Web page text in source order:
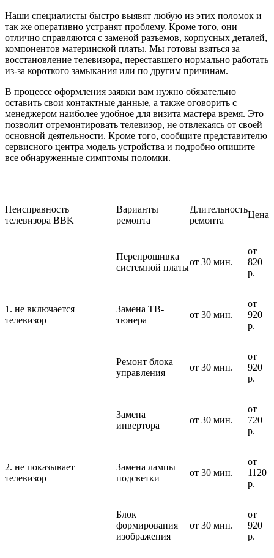
Наши специалисты быстро выявят любую из этих поломок и
так же оперативно устранят проблему. Кроме того, они
отлично справляются с заменой разъемов, корпусных деталей,
компонентов материнской платы. Мы готовы взяться за
восстановление телевизора, переставшего нормально работать
из-за короткого замыкания или по другим причинам.
В процессе оформления заявки вам нужно обязательно
оставить свои контактные данные, а также оговорить с
менеджером наиболее удобное для визита мастера время. Это
позволит отремонтировать телевизор, не отвлекаясь от своей
основной деятельности. Кроме того, сообщите представителю
сервисного центра модель устройства и подробно опишите
все обнаруженные симптомы поломки.
Неисправность
телевизора BBK
Варианты
ремонта
Длительность
ремонта
Цена
1. не включается
телевизор
Перепрошивка
системной платы
от 30 мин.
от
820
р.
Замена ТВ-
тюнера
от 30 мин.
от
920
р.
Ремонт блока
управления
от 30 мин.
от
920
р.
2. не показывает
телевизор
Замена
инвертора
от 30 мин.
от
720
р.
Замена лампы
подсветки
от 30 мин.
от
1120
р.
Блок
формирования
изображения
от 30 мин.
от
920
р.